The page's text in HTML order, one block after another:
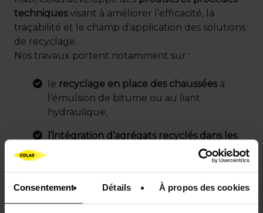
Consentement Détails À propos des cookies
techniquesvisant à améliorer l’efficacité, la
traçabilité et le champ d’application des solutions
de recyclage.
Nos travaux portent notamment sur :
le recyclage en place des chausséesà
l’émulsion de bitume ou au liant
hydraulique,
l’intégration d’agrégats recyclés dans les
la valorisation des terres d’excavation en
terre végétale,